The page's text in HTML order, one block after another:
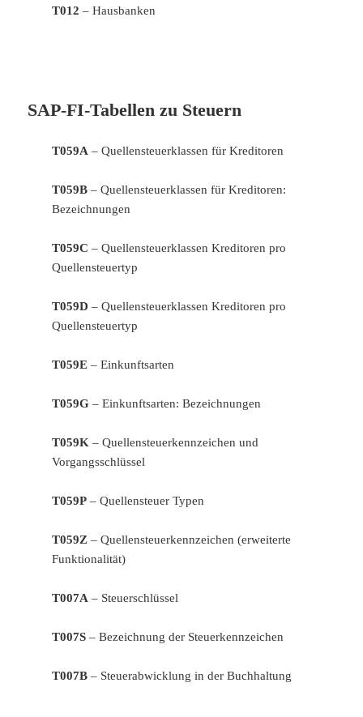
T012 – Hausbanken
SAP-FI-Tabellen zu Steuern
T059A – Quellensteuerklassen für Kreditoren
T059B – Quellensteuerklassen für Kreditoren:
Bezeichnungen
T059C – Quellensteuerklassen Kreditoren pro
Quellensteuertyp
T059D – Quellensteuerklassen Kreditoren pro
Quellensteuertyp
T059E – Einkunftsarten
T059G – Einkunftsarten: Bezeichnungen
T059K – Quellensteuerkennzeichen und
Vorgangsschlüssel
T059P – Quellensteuer Typen
T059Z – Quellensteuerkennzeichen (erweiterte
Funktionalität)
T007A – Steuerschlüssel
T007S – Bezeichnung der Steuerkennzeichen
T007B – Steuerabwicklung in der Buchhaltung